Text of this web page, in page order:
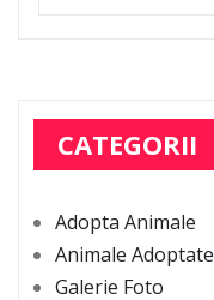
CATEGORII
Adopta Animale
Animale Adoptate
Galerie Foto